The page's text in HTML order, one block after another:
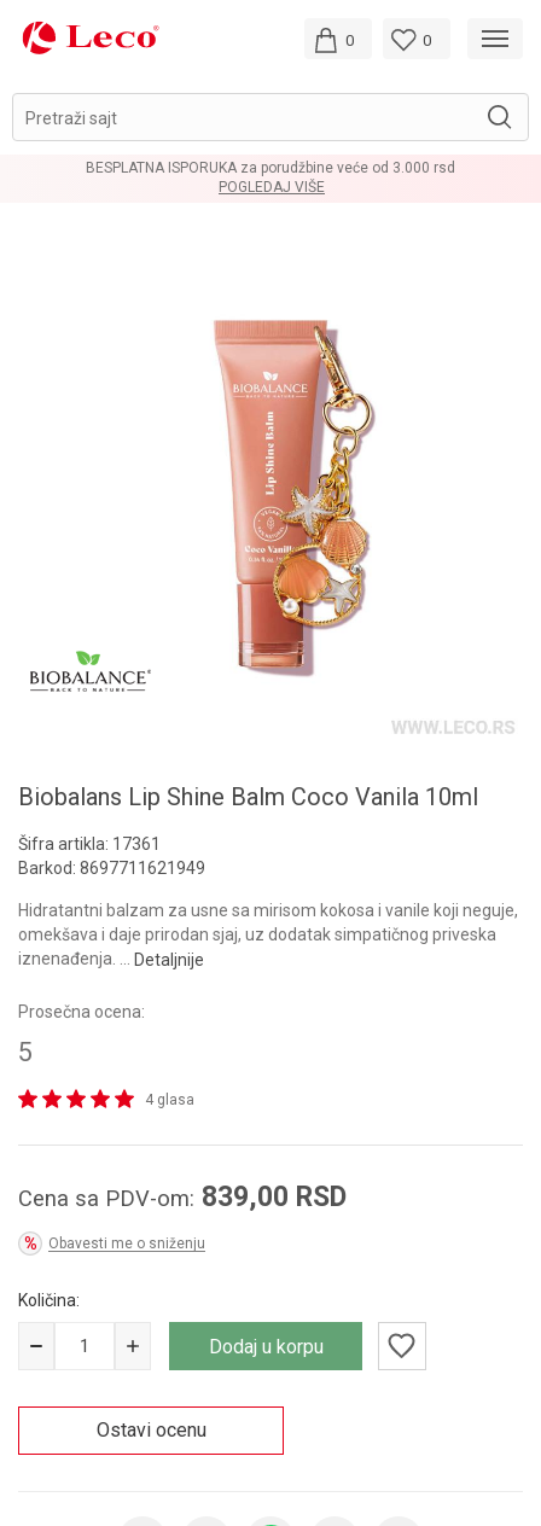
Pretraži sajt
0 0
BESPLATNA ISPORUKA za porudžbine veće od 3.000 rsd
POGLEDAJ VIŠE
Biobalans Lip Shine Balm Coco Vanila 10ml
Šifra artikla: 17361
Barkod: 8697711621949
Hidratantni balzam za usne sa mirisom kokosa i vanile koji neguje,
omekšava i daje prirodan sjaj, uz dodatak simpatičnog priveska
iznenađenja.
Detaljnije
Prosečna ocena:
5
4 glasa
Cena sa PDV-om: 839,00 RSD
Obavesti me o sniženju
Količina:
Dodaj u korpu
Ostavi ocenu